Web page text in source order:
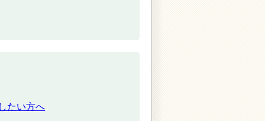
たい方へ